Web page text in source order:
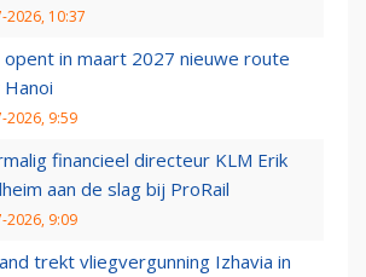
2026, 10:37
opent in maart 2027 nieuwe route
Hanoi
2026, 9:59
financieel directeur KLM Erik
aan de slag bij ProRail
2026, 9:09
trekt vliegvergunning Izhavia in